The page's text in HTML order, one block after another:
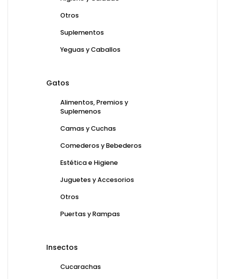
Otros
Suplementos
Yeguas y Caballos
Gatos
Alimentos, Premios y
Suplemenos
Camas y Cuchas
Comederos y Bebederos
Estética e Higiene
Juguetes y Accesorios
Otros
Puertas y Rampas
Insectos
Cucarachas